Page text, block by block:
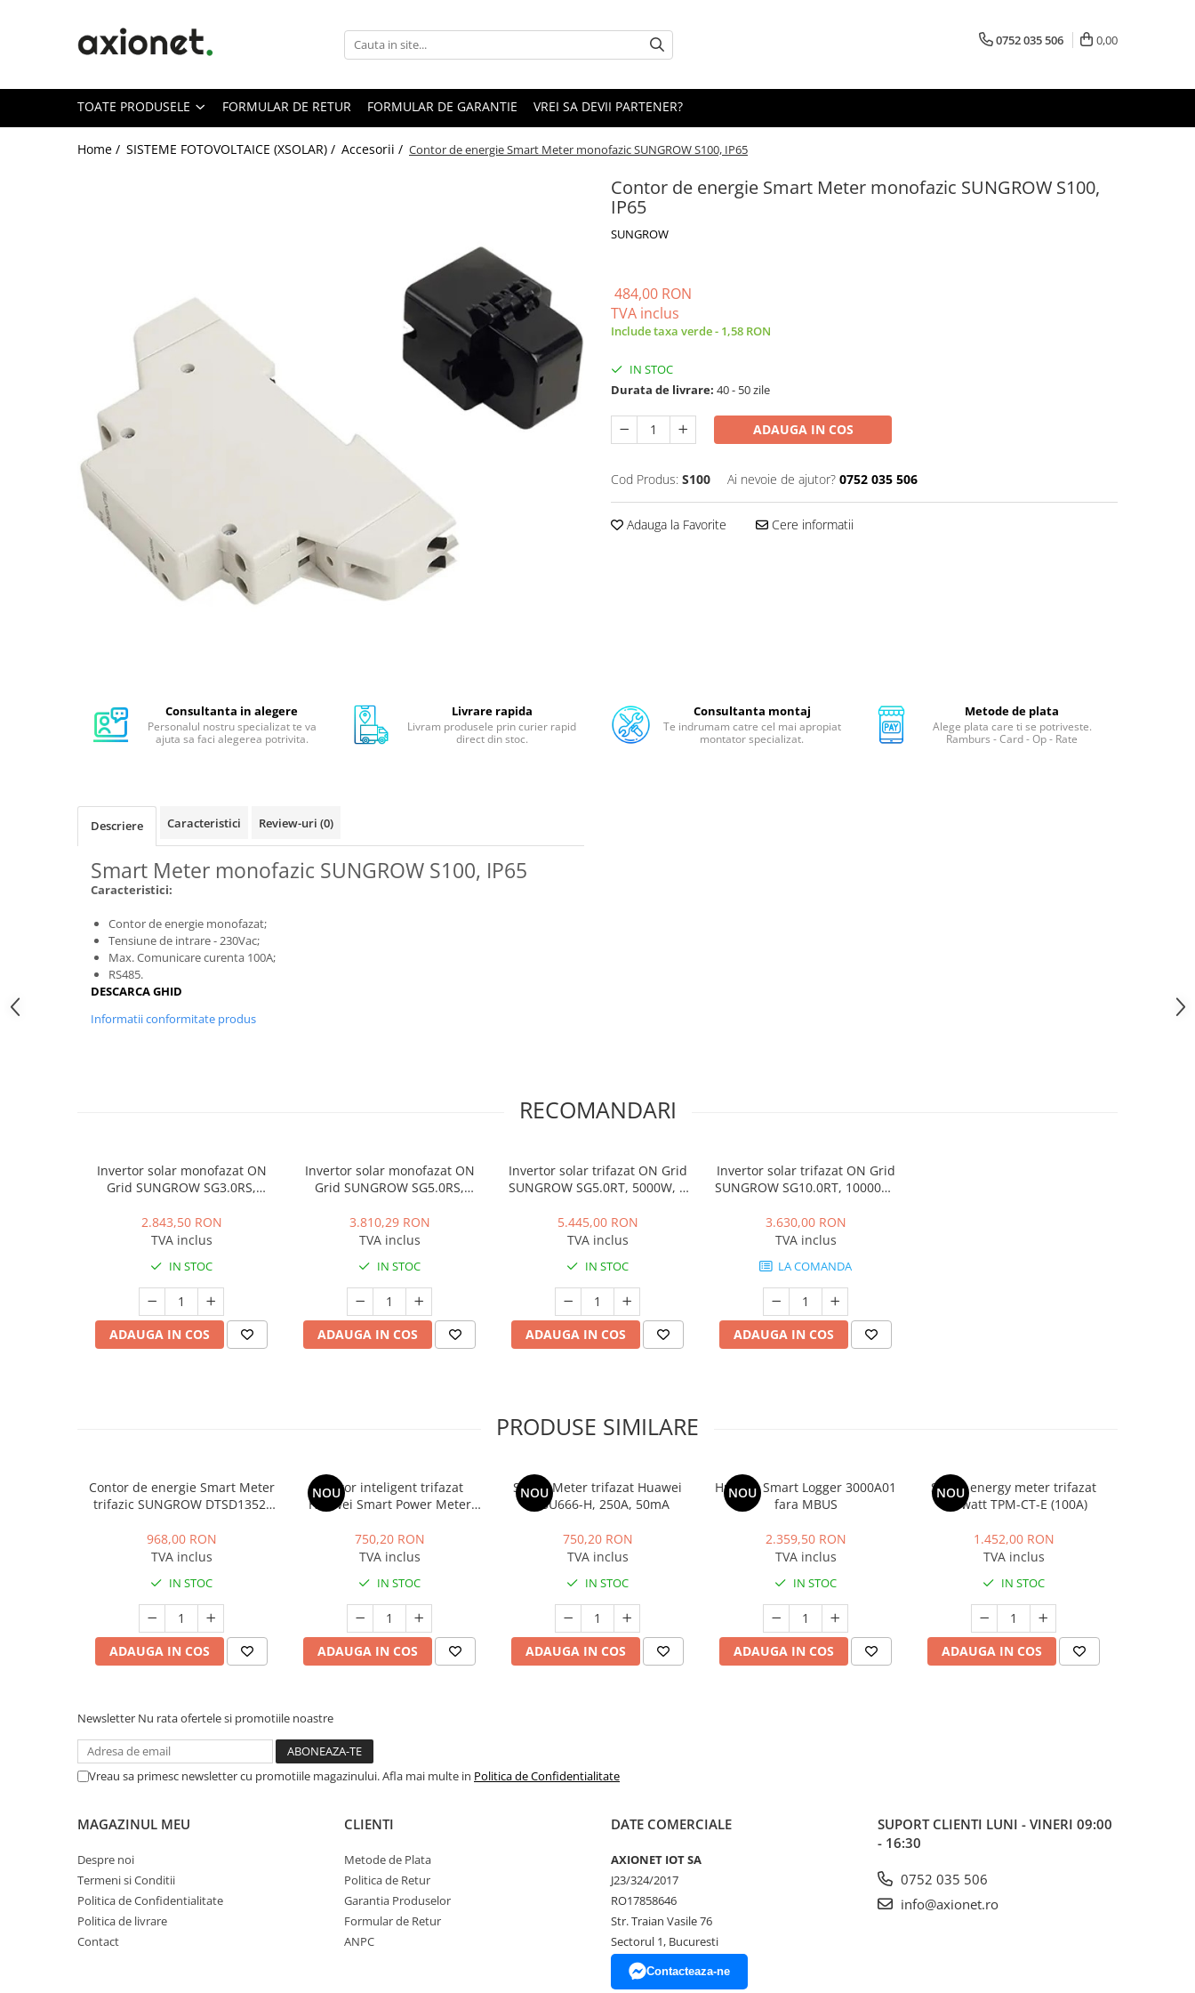
Toate Produsele
Statii portabile
Panouri solare portabile
Invertoare monofazate on-grid
Invertoare monofazate hybrid
Invertoare trifazate on-grid
Invertoare trifazate hybrid
Stocare energie
Baterii&Acumulatori portabili
Panouri fotovoltaice portabile
0752 035 506 0,00
TOATE PRODUSELE FORMULAR DE RETUR FORMULAR DE GARANTIE VREI SA DEVII PARTENER?
Home / SISTEME FOTOVOLTAICE (XSOLAR) / Accesorii / Contor de energie Smart Meter monofazic SUNGROW S100, IP65
Contor de energie Smart Meter monofazic SUNGROW S100,
IP65
SUNGROW
484,00 RON
TVA inclus
Include taxa verde - 1,58 RON
IN STOC
Durata de livrare: 40 - 50 zile
ADAUGA IN COS
Cod Produs: S100 Ai nevoie de ajutor? 0752 035 506
Adauga la Favorite Cere informatii
Consultanta in alegere
Personalul nostru specializat te va
ajuta sa faci alegerea potrivita.
Livrare rapida
Livram produsele prin curier rapid
direct din stoc.
Consultanta montaj
Te indrumam catre cel mai apropiat
montator specializat.
Metode de plata
Alege plata care ti se potriveste.
Ramburs - Card - Op - Rate
Descriere Caracteristici Review-uri (0)
Smart Meter monofazic SUNGROW S100, IP65
Caracteristici:
Contor de energie monofazat;
Tensiune de intrare - 230Vac;
Max. Comunicare curenta 100A;
RS485.
DESCARCA GHID
Informatii conformitate produs
RECOMANDARI
Invertor solar monofazat ON
Grid SUNGROW SG3.0RS,
2.843,50 RON
TVA inclus
IN STOC
ADAUGA IN COS
Invertor solar monofazat ON
Grid SUNGROW SG5.0RS,
3.810,29 RON
TVA inclus
IN STOC
ADAUGA IN COS
Invertor solar trifazat ON Grid
SUNGROW SG5.0RT, 5000W, 2
5.445,00 RON
TVA inclus
IN STOC
ADAUGA IN COS
Invertor solar trifazat ON Grid
SUNGROW SG10.0RT, 10000W,
3.630,00 RON
TVA inclus
LA COMANDA
ADAUGA IN COS
PRODUSE SIMILARE
Contor de energie Smart Meter
trifazic SUNGROW DTSD1352,
968,00 RON
TVA inclus
IN STOC
ADAUGA IN COS
NOU
Contor inteligent trifazat
Huawei Smart Power Meter
750,20 RON
TVA inclus
IN STOC
ADAUGA IN COS
NOU
Smart Meter trifazat Huawei
DTSU666-H, 250A, 50mA
750,20 RON
TVA inclus
IN STOC
ADAUGA IN COS
NOU
Huawei Smart Logger 3000A01
fara MBUS
2.359,50 RON
TVA inclus
IN STOC
ADAUGA IN COS
NOU
Smart energy meter trifazat
Growatt TPM-CT-E (100A)
1.452,00 RON
TVA inclus
IN STOC
ADAUGA IN COS
Newsletter Nu rata ofertele si promotiile noastre
Vreau sa primesc newsletter cu promotiile magazinului. Afla mai multe in Politica de Confidentialitate
MAGAZINUL MEU
Despre noi
Termeni si Conditii
Politica de Confidentialitate
Politica de livrare
Contact
CLIENTI
Metode de Plata
Politica de Retur
Garantia Produselor
Formular de Retur
ANPC
DATE COMERCIALE
AXIONET IOT SA
J23/324/2017
RO17858646
Str. Traian Vasile 76
Sectorul 1, Bucuresti
Contacteaza-ne
SUPORT CLIENTI LUNI - VINERI 09:00
- 16:30
0752 035 506
info@axionet.ro